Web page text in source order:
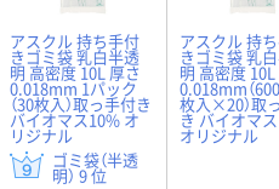
アスクル 持ち手付
きゴミ袋 乳白半透
明 高密度 10L 厚さ
0.018mm 1パック
（30枚入）取っ手付き
バイオマス10% オ
リジナル
ゴミ袋（半透
明） 9 位
アスクル 持
きゴミ袋 乳
明 高密度
0.018mm（
枚入×20）取
き バイオマ
オリジナル